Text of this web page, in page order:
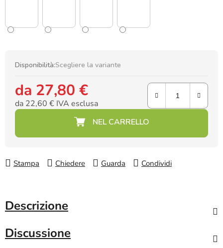
Disponibilità:Scegliere la variante
da 27,80 €
da 22,60 € IVA esclusa
Prezzo della misura:
Stampa Chiedere Guarda Condividi
Descrizione
Discussione